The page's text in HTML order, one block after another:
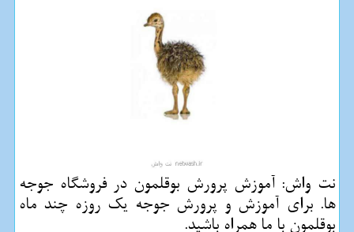
نت واش: آموزش پرورش بوقلمون در فروشگاه جوجه
ها. برای آموزش و پرورش جوجه یك روزه چند ماه
بوقلمون با ما همراه باشید.